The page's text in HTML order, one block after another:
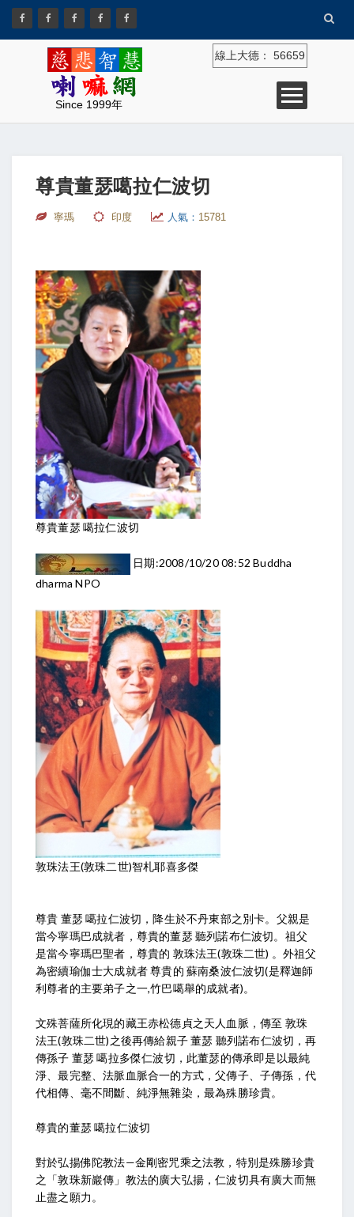
Since 1999年
線上大德： 56659
尊貴董瑟噶拉仁波切
寧瑪 印度 人氣： 15781
尊貴董瑟 噶拉仁波切
日期:2008/10/20 08:52 Buddha
dharma NPO
敦珠法王(敦珠二世)智札耶喜多傑
尊貴 董瑟 噶拉仁波切，降生於不丹東部之別卡。父親是
當今寧瑪巴成就者，尊貴的董瑟 聽列諾布仁波切。祖父
是當今寧瑪巴聖者，尊貴的 敦珠法王(敦珠二世) 。外祖父
為密續瑜伽士大成就者 尊貴的 蘇南桑波仁波切(是釋迦師
利尊者的主要弟子之一,竹巴噶舉的成就者)。
文殊菩薩所化現的藏王赤松德貞之天人血脈，傳至 敦珠
法王(敦珠二世)之後再傳給親子 董瑟 聽列諾布仁波切，再
傳孫子 董瑟 噶拉多傑仁波切，此董瑟的傳承即是以最純
淨、最完整、法脈血脈合一的方式，父傳子、子傳孫，代
代相傳、毫不間斷、純淨無雜染，最為殊勝珍貴。
尊貴的董瑟 噶拉仁波切
對於弘揚佛陀教法—金剛密咒乘之法教，特別是殊勝珍貴
之「敦珠新巖傳」教法的廣大弘揚，仁波切具有廣大而無
止盡之願力。